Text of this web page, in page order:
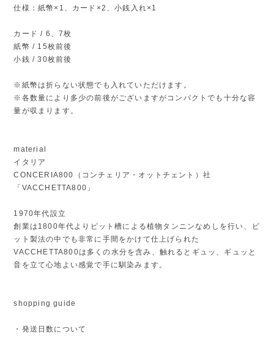
仕様：紙幣×1、カード×2、小銭入れ×1
カード / 6、7枚
紙幣 / 15枚前後
小銭 / 30枚前後
※紙幣は折らない状態でも入れていただけます。
※各数量により多少の前後がございますがコンパクトでも十分な容
量が収まります。
material
イタリア
CONCERIA800（コンチェリア・オットチェント）社
「VACCHETTA800」
1970年代設立
創業は1800年代よりピット槽による植物タンニンなめしを行い、ピ
ット製法の中でも非常に手間をかけて仕上げられた
VACCHETTA800は多くの水分を含み、触れるとギュッ、ギュッと
音を立て心地よい感覚で手に馴染みます。
shopping guide
・発送日数について